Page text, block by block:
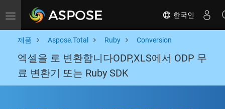
Toggle navigation 한국인
제품 Aspose.Total Ruby Conversion
엑셀을 로 변환합니다ODP,XLS에서 ODP 무
료 변환기 또는 Ruby SDK